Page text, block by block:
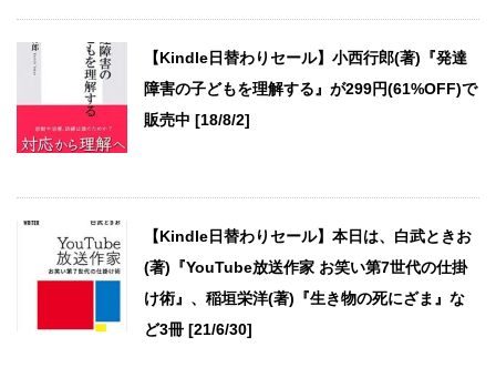
【Kindle日替わりセール】小西行郎(著)『発達
障害の子どもを理解する』が299円(61%OFF)で
販売中 [18/8/2]
【Kindle日替わりセール】本日は、白武ときお
(著)『YouTube放送作家 お笑い第7世代の仕掛
け術』、稲垣栄洋(著)『生き物の死にざま』な
ど3冊 [21/6/30]